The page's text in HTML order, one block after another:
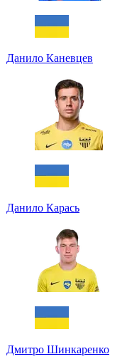
Данило Каневцев
Данило Карась
Дмитро Шинкаренко